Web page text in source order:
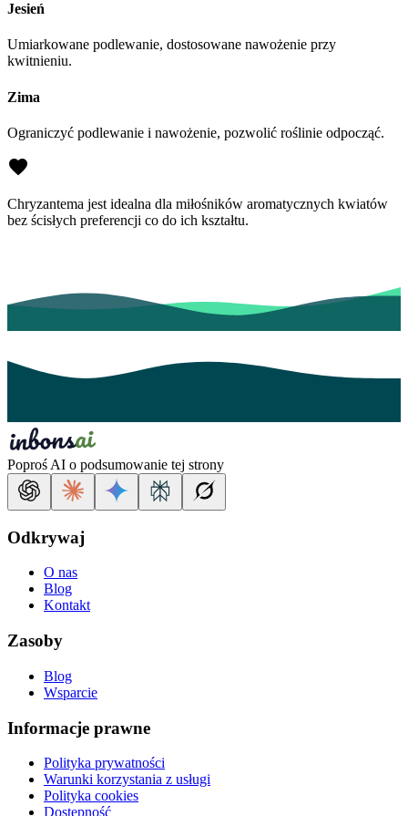
Jesień
Umiarkowane podlewanie, dostosowane nawożenie przy
kwitnieniu.
Zima
Ograniczyć podlewanie i nawożenie, pozwolić roślinie odpocząć.
Chryzantema jest idealna dla miłośników aromatycznych kwiatów
bez ścisłych preferencji co do ich kształtu.
Poproś AI o podsumowanie tej strony
Odkrywaj
O nas
Blog
Kontakt
Zasoby
Blog
Wsparcie
Informacje prawne
Polityka prywatności
Warunki korzystania z usługi
Polityka cookies
Dostępność